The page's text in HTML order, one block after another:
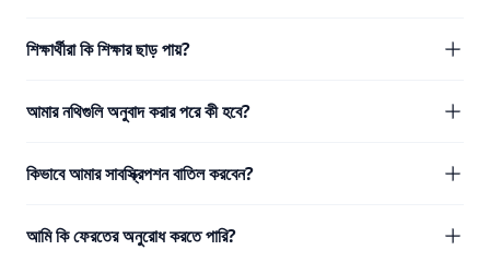
শিক্ষার্থীরা কি শিক্ষার ছাড় পায়?
আমার নথিগুলি অনুবাদ করার পরে কী হবে?
কিভাবে আমার সাবস্ক্রিপশন বাতিল করবেন?
আমি কি ফেরতের অনুরোধ করতে পারি?